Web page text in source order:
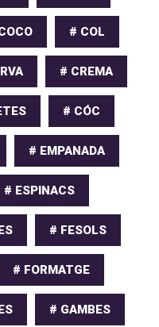
# COL
# CREMA
# CÓC
# EMPANADA
# ESPINACS
# FESOLS
# FORMATGE
# GAMBES